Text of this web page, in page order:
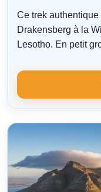
Ce trek
Drakensberg à la
Lesotho. En petit